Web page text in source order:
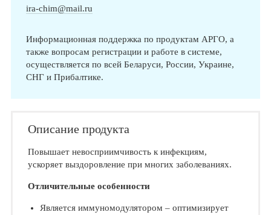
ira-chim@mail.ru
Информационная поддержка по продуктам АРГО, а
также вопросам регистрации и работе в системе,
осуществляется по всей Беларуси, России, Украине,
СНГ и Прибалтике.
Описание продукта
Повышает невосприимчивость к инфекциям,
ускоряет выздоровление при многих заболеваниях.
Отличительные особенности
Является иммуномодулятором – оптимизирует